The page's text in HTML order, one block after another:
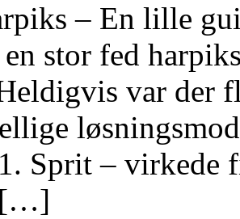
– En lille
stor fed
var der
Sprit – virkede
[…]